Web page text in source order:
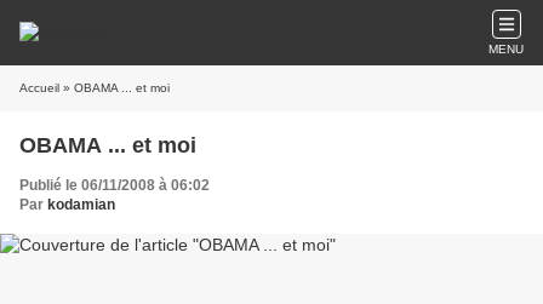
MENU
Accueil » OBAMA ... et moi
OBAMA ... et moi
Publié le 06/11/2008 à 06:02
Par kodamian